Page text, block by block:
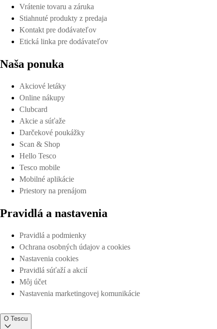
Vrátenie tovaru a záruka
Stiahnuté produkty z predaja
Kontakt pre dodávateľov
Etická linka pre dodávateľov
Naša ponuka
Akciové letáky
Online nákupy
Clubcard
Akcie a súťaže
Darčekové poukážky
Scan & Shop
Hello Tesco
Tesco mobile
Mobilné aplikácie
Priestory na prenájom
Pravidlá a nastavenia
Pravidlá a podmienky
Ochrana osobných údajov a cookies
Nastavenia cookies
Pravidlá súťaží a akcií
Môj účet
Nastavenia marketingovej komunikácie
O Tescu